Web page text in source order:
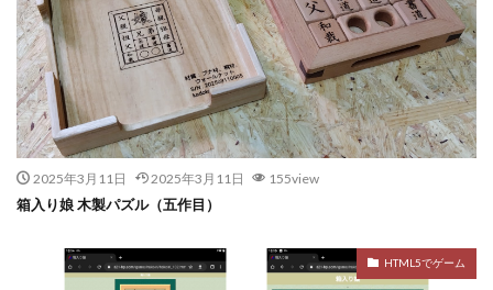
2025年3月11日 2025年3月11日 155view
箱入り娘 木製パズル（五作目）
HTML5でゲーム